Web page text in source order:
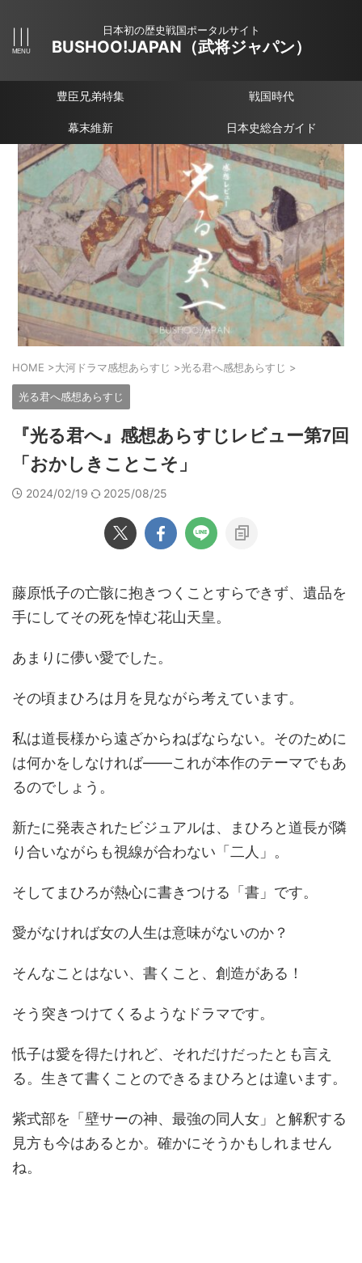
日本初の歴史戦国ポータルサイト
BUSHOO!JAPAN（武将ジャパン）
豊臣兄弟特集 戦国時代
幕末維新 日本史総合ガイド
HOME >大河ドラマ感想あらすじ >光る君へ感想あらすじ >
光る君へ感想あらすじ
『光る君へ』感想あらすじレビュー第7回
「おかしきことこそ」
2024/02/19 2025/08/25
藤原忯子の亡骸に抱きつくことすらできず、遺品を
手にしてその死を悼む花山天皇。
あまりに儚い愛でした。
その頃まひろは月を見ながら考えています。
私は道長様から遠ざからねばならない。そのために
は何かをしなければ――これが本作のテーマでもあ
るのでしょう。
新たに発表されたビジュアルは、まひろと道長が隣
り合いながらも視線が合わない「二人」。
そしてまひろが熱心に書きつける「書」です。
愛がなければ女の人生は意味がないのか？
そんなことはない、書くこと、創造がある！
そう突きつけてくるようなドラマです。
忯子は愛を得たけれど、それだけだったとも言え
る。生きて書くことのできるまひろとは違います。
紫式部を「壁サーの神、最強の同人女」と解釈する
見方も今はあるとか。確かにそうかもしれません
ね。